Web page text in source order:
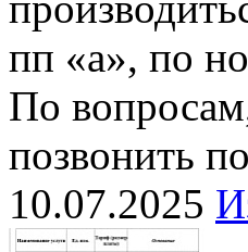
пп «а», по
По
позвонить
10.07.2025